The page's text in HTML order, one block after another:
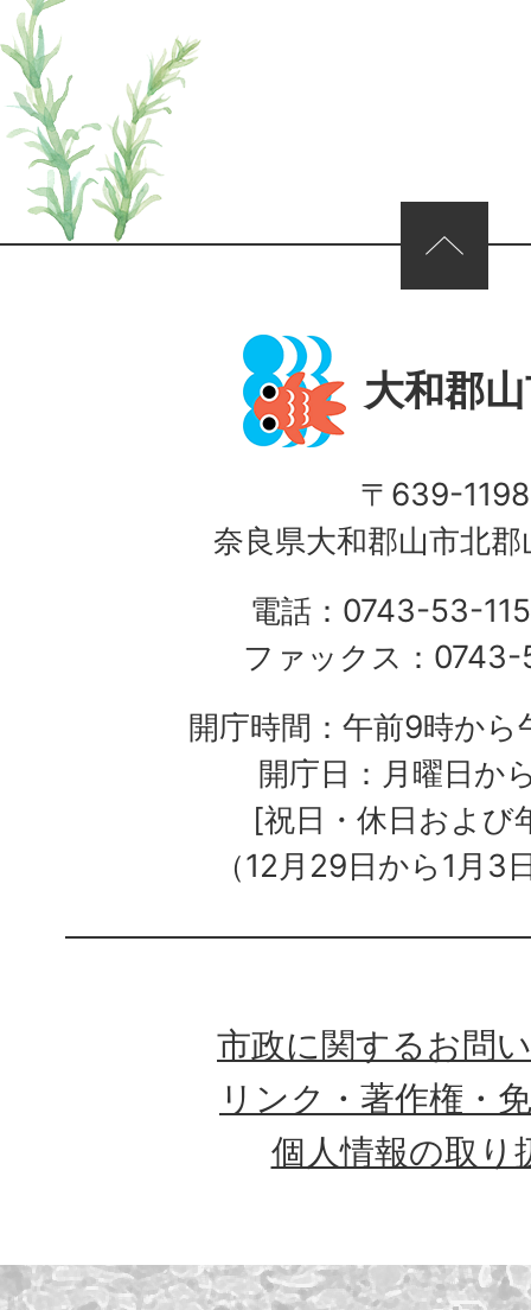
ページの先頭へ
大和郡
〒639-1198
奈良県大和郡山市北
電話：0743-53-
ファックス：
開庁時間：午前9時か
開庁日：月曜日か
[祝日・休日および
（12月29日から1月3
市政に関するお問
リンク・著作権・
個人情報の取り